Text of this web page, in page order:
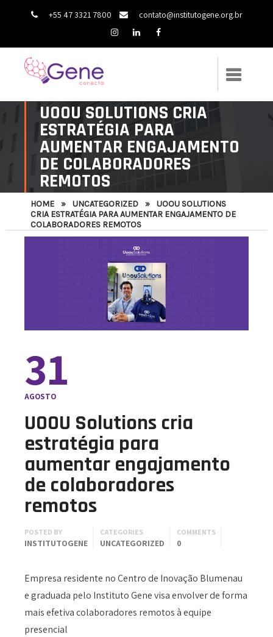
+55 47 3321 7800 contato@institutogene.org.br
UOOU SOLUTIONS CRIA
ESTRATÉGIA PARA
AUMENTAR ENGAJAMENTO
DE COLABORADORES
REMOTOS
HOME » UNCATEGORIZED »
UOOU SOLUTIONS
CRIA ESTRATÉGIA PARA AUMENTAR ENGAJAMENTO DE
COLABORADORES REMOTOS
31
AGOSTO
UOOU Solutions cria
estratégia para
aumentar engajamento
de colaboradores
remotos
POSTED BY
INSTITUTOGENE
CATEGORIES
UNCATEGORIZED
COMMENTS
0
Empresa residente no Centro de Inovação Blumenau
e graduada pelo Instituto Gene visa envolver de forma
mais efetiva colaboradores remotos à equipe
presencial